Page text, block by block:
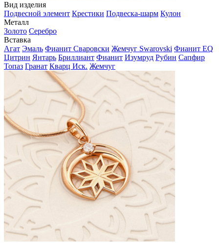
Вид изделия
Подвесной элемент Крестики Подвеска-шарм Кулон
Металл
Золото Серебро
Вставка
Агат Эмаль Фианит Сваровски Жемчуг Swarovski Фианит EQ
Цитрин Янтарь Бриллиант Фианит Изумруд Рубин Сапфир
Топаз Гранат Кварц Иск. Жемчуг